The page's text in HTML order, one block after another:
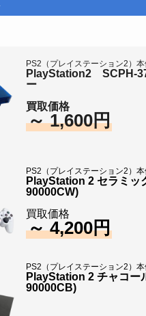
PS2（プレイステーション2）
PlayStation2 SCPH-
ー
買取価格
～ 1,600円
PS2（プレイステーション2）
PlayStation 2 セラミッ
90000CW)
買取価格
～ 4,200円
PS2（プレイステーション2）
PlayStation 2 チャコー
90000CB)